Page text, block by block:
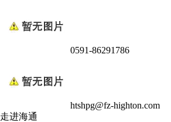
0591-86291786
htshpg@fz-highton.com
走进海通